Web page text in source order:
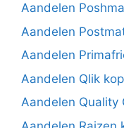
Aandelen
Aandelen
Aandelen
Aandelen Qlik
Aandelen Quality